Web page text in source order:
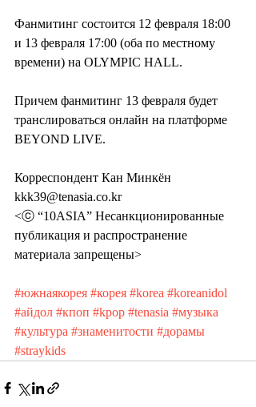
Фанмитинг состоится 12 февраля 18:00
и 13 февраля 17:00 (оба по местному
времени) на OLYMPIC HALL.
Причем фанмитинг 13 февраля будет
транслироваться онлайн на платформе
BEYOND LIVE.
Корреспондент Кан Минкён
kkk39@tenasia.co.kr
<ⓒ “10ASIA” Несанкционированные
публикация и распространение
материала запрещены>
#южнаякорея #корея #korea #koreanidol
#айдол #кпоп #kpop #tenasia #музыка
#культура #знаменитости #дорамы
#straykids